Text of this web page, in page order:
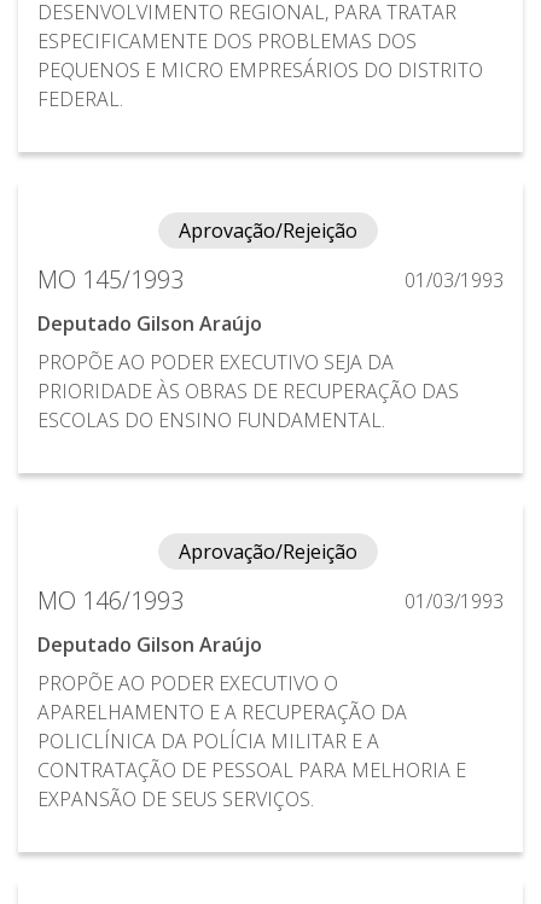
DESENVOLVIMENTO REGIONAL, PARA TRATAR
ESPECIFICAMENTE DOS PROBLEMAS DOS
PEQUENOS E MICRO EMPRESÁRIOS DO DISTRITO
FEDERAL.
Aprovação/Rejeição
MO 145/1993
01/03/1993
Deputado Gilson Araújo
PROPÕE AO PODER EXECUTIVO SEJA DA
PRIORIDADE ÀS OBRAS DE RECUPERAÇÃO DAS
ESCOLAS DO ENSINO FUNDAMENTAL.
Aprovação/Rejeição
MO 146/1993
01/03/1993
Deputado Gilson Araújo
PROPÕE AO PODER EXECUTIVO O
APARELHAMENTO E A RECUPERAÇÃO DA
POLICLÍNICA DA POLÍCIA MILITAR E A
CONTRATAÇÃO DE PESSOAL PARA MELHORIA E
EXPANSÃO DE SEUS SERVIÇOS.